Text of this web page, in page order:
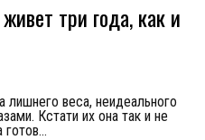
три года, как и
лишнего веса, неидеального
Кстати их она так и не
...